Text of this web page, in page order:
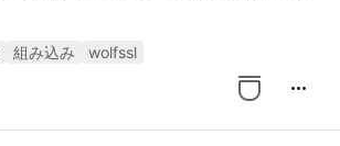
組み込み wolfssl
more_horiz